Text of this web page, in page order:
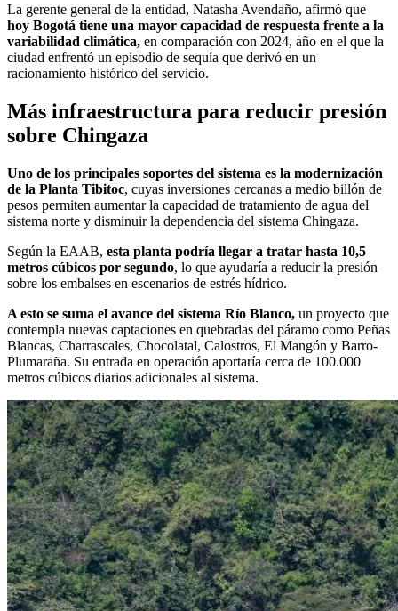
La gerente general de la entidad, Natasha Avendaño, afirmó que
hoy Bogotá tiene una mayor capacidad de respuesta frente a la
variabilidad climática, en comparación con 2024, año en el que la
ciudad enfrentó un episodio de sequía que derivó en un
racionamiento histórico del servicio.
Más infraestructura para reducir presión
sobre Chingaza
Uno de los principales soportes del sistema es la modernización
de la Planta Tibitoc, cuyas inversiones cercanas a medio billón de
pesos permiten aumentar la capacidad de tratamiento de agua del
sistema norte y disminuir la dependencia del sistema Chingaza.
Según la EAAB, esta planta podría llegar a tratar hasta 10,5
metros cúbicos por segundo, lo que ayudaría a reducir la presión
sobre los embalses en escenarios de estrés hídrico.
A esto se suma el avance del sistema Río Blanco, un proyecto que
contempla nuevas captaciones en quebradas del páramo como Peñas
Blancas, Charrascales, Chocolatal, Calostros, El Mangón y Barro-
Plumaraña. Su entrada en operación aportaría cerca de 100.000
metros cúbicos diarios adicionales al sistema.